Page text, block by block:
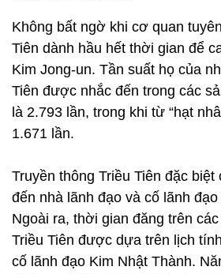
Không bất ngờ khi cơ quan
Tiên dành hầu hết thời gian để
Kim Jong-un. Tần suất họ của
Tiên được nhắc đến trong các
là 2.793 lần, trong khi từ “hạt
1.671 lần.
Truyền thông Triều Tiên đặc biệt
đến nhà lãnh đạo và cố lãnh
Ngoài ra, thời gian đăng trên
Triều Tiên được dựa trên lịch
cố lãnh đạo Kim Nhật Thành.